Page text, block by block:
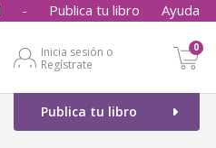
- Publica tu libro Ayuda
Inicia sesión o
Regístrate
0
Publica tu libro